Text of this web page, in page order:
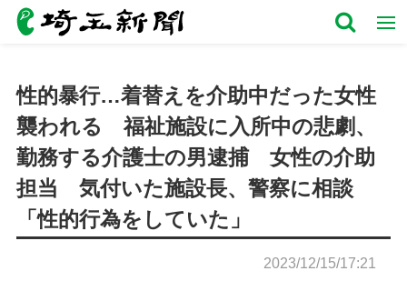
性的暴行…着替えを介助中だった女性
襲われる 福祉施設に入所中の悲劇、
勤務する介護士の男逮捕 女性の介助
担当 気付いた施設長、警察に相談
「性的行為をしていた」
2023/12/15/17:21